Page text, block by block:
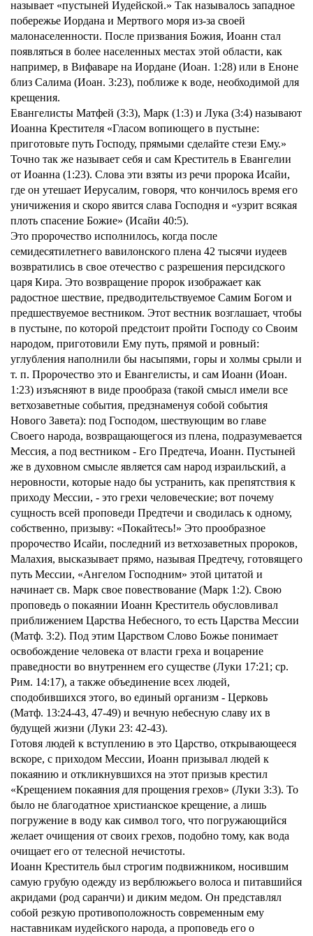
называет «пустыней Иудейской.» Так называлось западное
побережье Иордана и Мертвого моря из-за своей
малонаселенности. После призвания Божия, Иоанн стал
появляться в более населенных местах этой области, как
например, в Вифаваре на Иордане (Иоан. 1:28) или в Еноне
близ Салима (Иоан. 3:23), поближе к воде, необходимой для
крещения.
Евангелисты Матфей (3:3), Марк (1:3) и Лука (3:4) называют
Иоанна Крестителя «Гласом вопиющего в пустыне:
приготовьте путь Господу, прямыми сделайте стези Ему.»
Точно так же называет себя и сам Креститель в Евангелии
от Иоанна (1:23). Слова эти взяты из речи пророка Исайи,
где он утешает Иерусалим, говоря, что кончилось время его
уничижения и скоро явится слава Господня и «узрит всякая
плоть спасение Божие» (Исайи 40:5).
Это пророчество исполнилось, когда после
семидесятилетнего вавилонского плена 42 тысячи иудеев
возвратились в свое отечество с разрешения персидского
царя Кира. Это возвращение пророк изображает как
радостное шествие, предводительствуемое Самим Богом и
предшествуемое вестником. Этот вестник возглашает, чтобы
в пустыне, по которой предстоит пройти Господу со Своим
народом, приготовили Ему путь, прямой и ровный:
углубления наполнили бы насыпями, горы и холмы срыли и
т. п. Пророчество это и Евангелисты, и сам Иоанн (Иоан.
1:23) изъясняют в виде прообраза (такой смысл имели все
ветхозаветные события, предзнаменуя собой события
Нового Завета): под Господом, шествующим во главе
Своего народа, возвращающегося из плена, подразумевается
Мессия, а под вестником - Его Предтеча, Иоанн. Пустыней
же в духовном смысле является сам народ израильский, а
неровности, которые надо бы устранить, как препятствия к
приходу Мессии, - это грехи человеческие; вот почему
сущность всей проповеди Предтечи и сводилась к одному,
собственно, призыву: «Покайтесь!» Это прообразное
пророчество Исайи, последний из ветхозаветных пророков,
Малахия, высказывает прямо, называя Предтечу, готовящего
путь Мессии, «Ангелом Господним» этой цитатой и
начинает св. Марк свое повествование (Марк 1:2). Свою
проповедь о покаянии Иоанн Креститель обусловливал
приближением Царства Небесного, то есть Царства Мессии
(Матф. 3:2). Под этим Царством Слово Божье понимает
освобождение человека от власти греха и воцарение
праведности во внутреннем его существе (Луки 17:21; ср.
Рим. 14:17), а также объединение всех людей,
сподобившихся этого, во единый организм - Церковь
(Матф. 13:24-43, 47-49) и вечную небесную славу их в
будущей жизни (Луки 23: 42-43).
Готовя людей к вступлению в это Царство, открывающееся
вскоре, с приходом Мессии, Иоанн призывал людей к
покаянию и откликнувшихся на этот призыв крестил
«Крещением покаяния для прощения грехов» (Луки 3:3). То
было не благодатное христианское крещение, а лишь
погружение в воду как символ того, что погружающийся
желает очищения от своих грехов, подобно тому, как вода
очищает его от телесной нечистоты.
Иоанн Креститель был строгим подвижником, носившим
самую грубую одежду из верблюжьего волоса и питавшийся
акридами (род саранчи) и диким медом. Он представлял
собой резкую противоположность современным ему
наставникам иудейского народа, а проповедь его о